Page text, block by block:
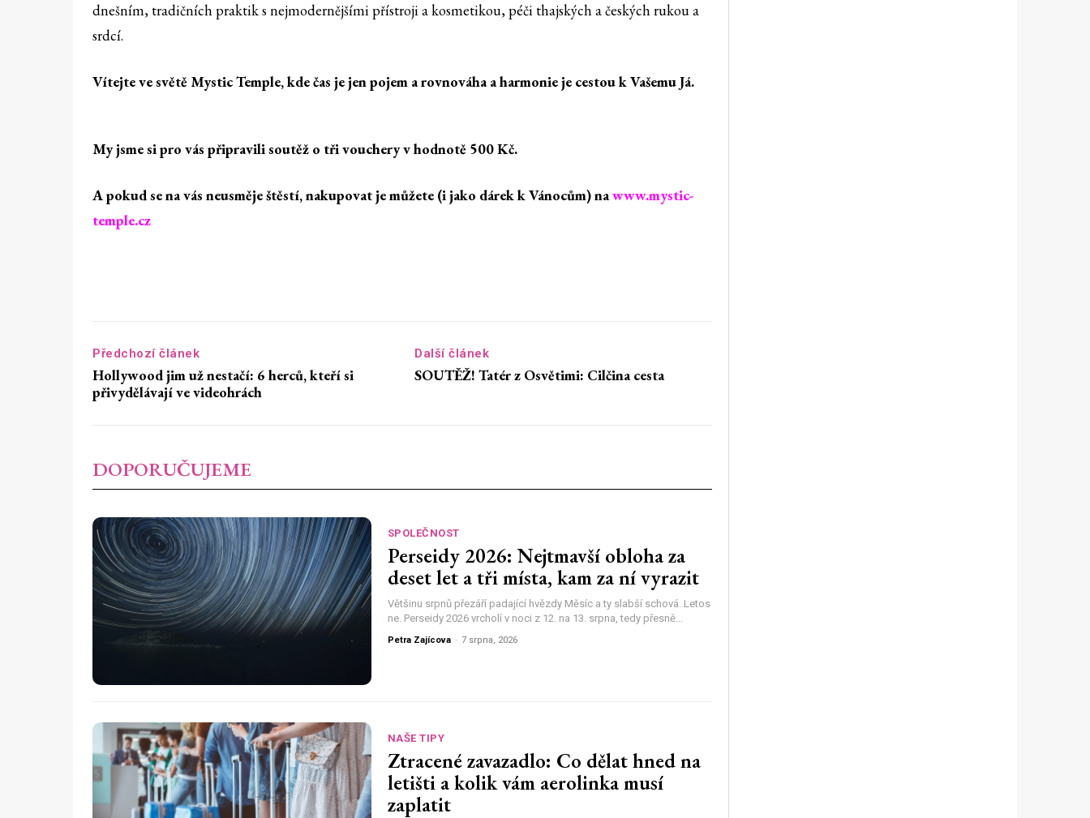
dnešním, tradičních praktik s nejmodernějšími přístroji a kosmetikou, péči thajských a českých rukou a
srdcí.
Vítejte ve světě Mystic Temple, kde čas je jen pojem a rovnováha a harmonie je cestou k Vašemu Já.
My jsme si pro vás připravili soutěž o tři vouchery v hodnotě 500 Kč.
A pokud se na vás neusměje štěstí, nakupovat je můžete (i jako dárek k Vánocům) nawww.mystic-
temple.cz
Předchozí článek
Hollywood jim už nestačí: 6 herců, kteří si
přivydělávají ve videohrách
Další článek
SOUTĚŽ! Tatér z Osvětimi: Cilčina cesta
DOPORUČUJEME
SPOLEČNOST
Perseidy 2026: Nejtmavší obloha za
deset let a tři místa, kam za ní vyrazit
Většinu srpnů přezáří padající hvězdy Měsíc a ty slabší schová. Letos
ne. Perseidy 2026 vrcholí v noci z 12. na 13. srpna, tedy přesně...
Petra Zajícova - 7 srpna, 2026
NAŠE TIPY
Ztracené zavazadlo: Co dělat hned na
letišti a kolik vám aerolinka musí
zaplatit